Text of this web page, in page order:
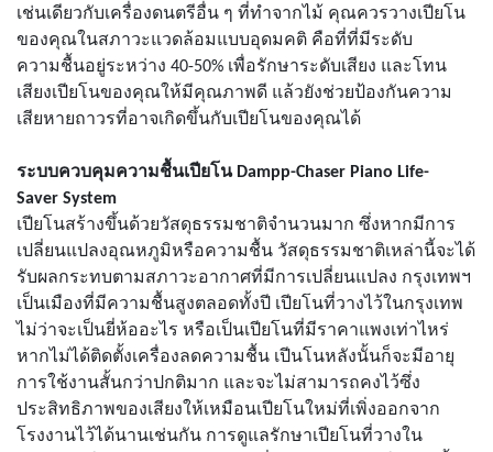
เช่นเดียวกับเครื่องดนตรีอื่น ๆ ที่ทำจากไม้ คุณควรวางเปียโน
ของคุณในสภาวะแวดล้อมแบบอุดมคติ คือที่ที่มีระดับ
ความชื้นอยู่ระหว่าง 40-50% เพื่อรักษาระดับเสียง และโทน
เสียงเปียโนของคุณให้มีคุณภาพดี แล้วยังช่วยป้องกันความ
เสียหายถาวรที่อาจเกิดขึ้นกับเปียโนของคุณได้
ระบบควบคุมความชื้นเปียโน Dampp-Chaser Piano Life-
Saver System
เปียโนสร้างขึ้นด้วยวัสดุธรรมชาติจำนวนมาก ซึ่งหากมีการ
เปลี่ยนแปลงอุณหภูมิหรือความชื้น วัสดุธรรมชาติเหล่านี้จะได้
รับผลกระทบตามสภาวะอากาศที่มีการเปลี่ยนแปลง กรุงเทพฯ
เป็นเมืองที่มีความชื้นสูงตลอดทั้งปี เปียโนที่วางไว้ในกรุงเทพ
ไม่ว่าจะเป็นยี่ห้ออะไร หรือเป็นเปียโนที่มีราคาแพงเท่าไหร่
หากไม่ได้ติดตั้งเครื่องลดความชื้น เปีนโนหลังนั้นก็จะมีอายุ
การใช้งานสั้นกว่าปกติมาก และจะไม่สามารถคงไว้ซึ่ง
ประสิทธิภาพของเสียงให้เหมือนเปียโนใหม่ที่เพิ่งออกจาก
โรงงานไว้ได้นานเช่นกัน การดูแลรักษาเปียโนที่วาง ใน